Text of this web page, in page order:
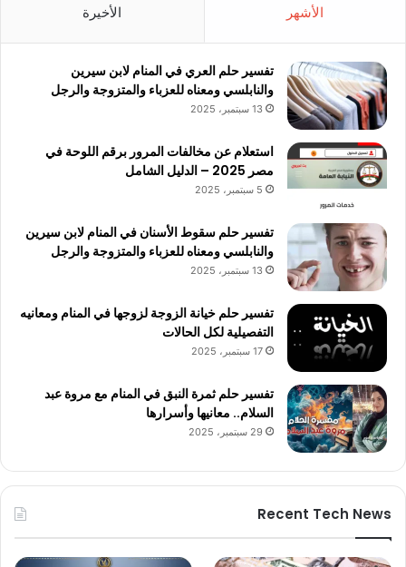
الأشهر الأخيرة
تفسير حلم العري في المنام لابن سيرين
والنابلسي ومعناه للعزباء والمتزوجة والرجل
13 سبتمبر، 2025
استعلام عن مخالفات المرور برقم اللوحة في
مصر 2025 – الدليل الشامل
5 سبتمبر، 2025
تفسير حلم سقوط الأسنان في المنام لابن سيرين
والنابلسي ومعناه للعزباء والمتزوجة والرجل
13 سبتمبر، 2025
تفسير حلم خيانة الزوجة لزوجها في المنام ومعانيه
التفصيلية لكل الحالات
17 سبتمبر، 2025
تفسير حلم ثمرة النبق في المنام مع مروة عبد
السلام.. معانيها وأسرارها
29 سبتمبر، 2025
Recent Tech News